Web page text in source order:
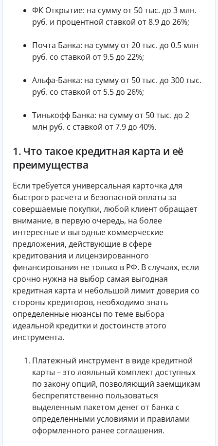
ФК Открытие: на сумму от 50 тыс. до 3 млн.
руб. и процентной ставкой от 8.9 до 26%;
Почта Банка: на сумму от 20 тыс. до 0.5 млн
руб. со ставкой от 9.5 до 22%;
Альфа-Банка: на сумму от 50 тыс. до 300 тыс.
руб. со ставкой от 5.5 до 26%;
Тинькофф Банка: на сумму от 50 тыс. до 2
млн руб. с ставкой от 7.9 до 40%.
1. Что такое кредитная карта и её
преимущества
Если требуется универсальная карточка для
быстрого расчета и безопасной оплаты за
совершаемые покупки, любой клиент обращает
внимание, в первую очередь, на более
интересные и выгодные коммерческие
предложения, действующие в сфере
кредитования и лицензированного
финансирования не только в РФ. В случаях, если
срочно нужна на выбор самая выгодная
кредитная карта и небольшой лимит доверия со
стороны кредиторов, необходимо знать
определенные нюансы по теме выбора
идеальной кредитки и достоинств этого
инструмента.
Платежный инструмент в виде кредитной
карты – это лояльный комплект доступных
по закону опций, позволяющий заемщикам
беспрепятственно пользоваться
выделенным пакетом денег от банка с
определенными условиями и правилами
оформленного ранее соглашения.